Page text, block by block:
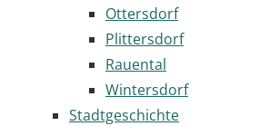
Ottersdorf
Plittersdorf
Rauental
Wintersdorf
Stadtgeschichte